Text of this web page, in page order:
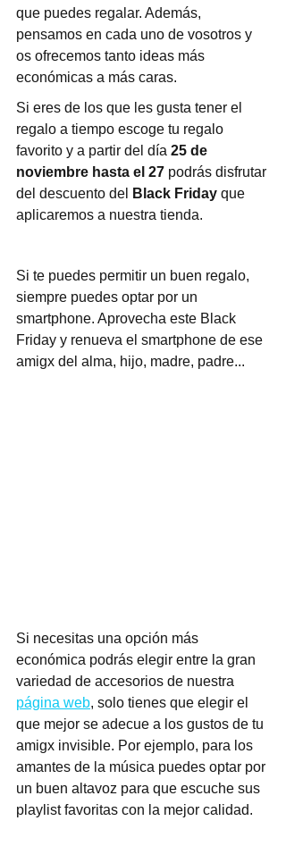
que puedes regalar. Además,
pensamos en cada uno de vosotros y
os ofrecemos tanto ideas más
económicas a más caras.
Si eres de los que les gusta tener el
regalo a tiempo escoge tu regalo
favorito y a partir del día 25 de
noviembre hasta el 27 podrás disfrutar
del descuento del
Black Friday que
aplicaremos a nuestra tienda.
Si te puedes permitir un buen regalo,
siempre puedes optar por un
smartphone. Aprovecha este Black
Friday y renueva el smartphone de ese
amigx del alma, hijo, madre, padre...
Si necesitas una opción más
económica podrás elegir entre la gran
variedad de accesorios de nuestra
página web, solo tienes que elegir el
que mejor se adecue a los gustos de tu
amigx invisible. Por ejemplo, para los
amantes de la música puedes optar por
un buen altavoz para que escuche sus
playlist favoritas con la mejor calidad.